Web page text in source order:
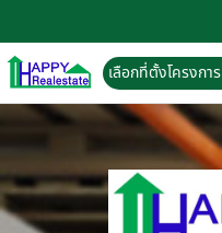
เลือกที่ตั้งโครงการ